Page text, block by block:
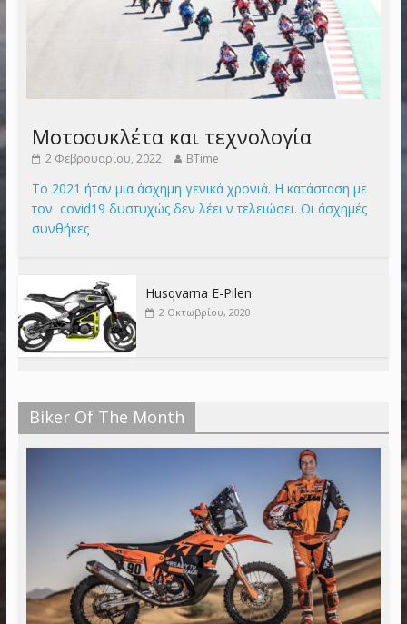
Μοτοσυκλέτα και τεχνολογία
2 Φεβρουαρίου, 2022 BTime
Το 2021 ήταν μια άσχημη γενικά χρονιά. Η κατάσταση με
τον covid19 δυστυχώς δεν λέει ν τελειώσει. Οι άσχημές
συνθήκες
Husqvarna E-Pilen
2 Οκτωβρίου, 2020
Biker Of The Month